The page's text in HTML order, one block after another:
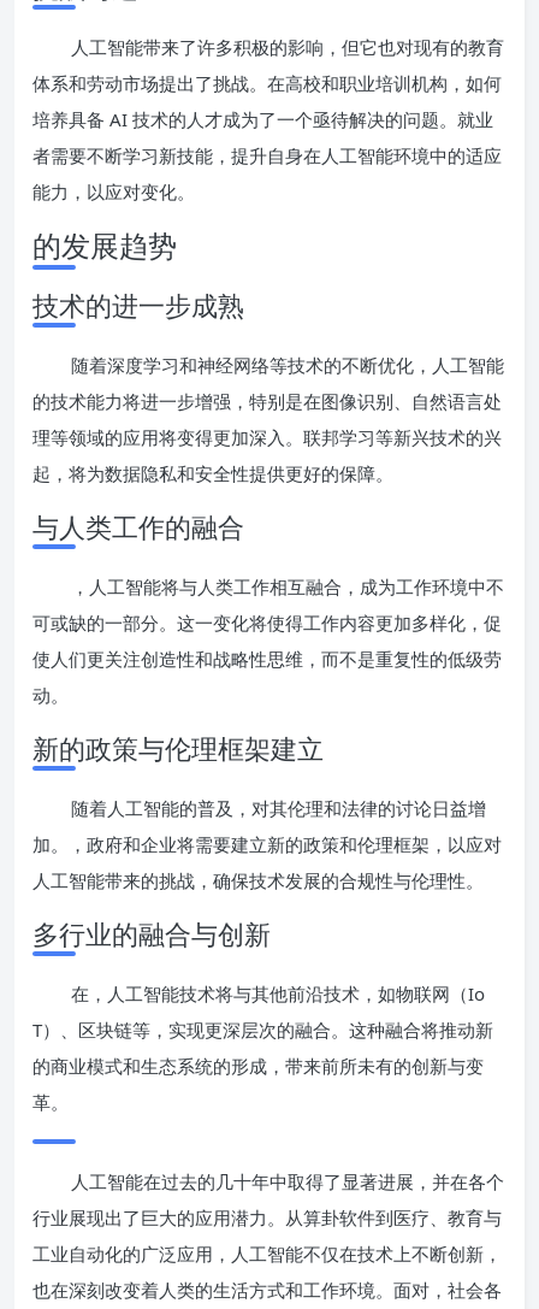
人工智能带来了许多积极的影响，但它也对现有的教育
体系和劳动市场提出了挑战。在高校和职业培训机构，如何
培养具备 AI 技术的人才成为了一个亟待解决的问题。就业
者需要不断学习新技能，提升自身在人工智能环境中的适应
能力，以应对变化。
的发展趋势
技术的进一步成熟
随着深度学习和神经网络等技术的不断优化，人工智能
的技术能力将进一步增强，特别是在图像识别、自然语言处
理等领域的应用将变得更加深入。联邦学习等新兴技术的兴
起，将为数据隐私和安全性提供更好的保障。
与人类工作的融合
，人工智能将与人类工作相互融合，成为工作环境中不
可或缺的一部分。这一变化将使得工作内容更加多样化，促
使人们更关注创造性和战略性思维，而不是重复性的低级劳
动。
新的政策与伦理框架建立
随着人工智能的普及，对其伦理和法律的讨论日益增
加。，政府和企业将需要建立新的政策和伦理框架，以应对
人工智能带来的挑战，确保技术发展的合规性与伦理性。
多行业的融合与创新
在，人工智能技术将与其他前沿技术，如物联网（Io
T）、区块链等，实现更深层次的融合。这种融合将推动新
的商业模式和生态系统的形成，带来前所未有的创新与变
革。
人工智能在过去的几十年中取得了显著进展，并在各个
行业展现出了巨大的应用潜力。从算卦软件到医疗、教育与
工业自动化的广泛应用，人工智能不仅在技术上不断创新，
也在深刻改变着人类的生活方式和工作环境。面对，社会各